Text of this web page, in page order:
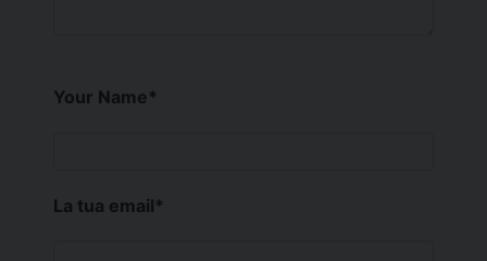
Your Name*
La tua email*